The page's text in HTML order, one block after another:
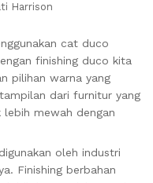
Harrison
cat duco
finishing duco kita
pilihan warna yang
dari furnitur yang
mewah dengan
oleh industri
Finishing berbahan